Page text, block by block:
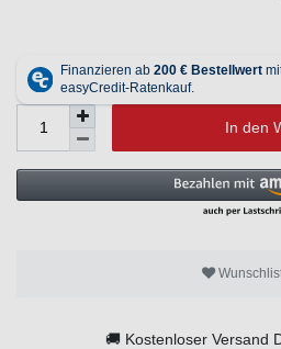
In den
🚚 Kostenloser Versand